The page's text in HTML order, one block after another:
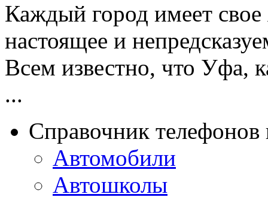
Каждый город имеет
настоящее и
Всем известно, что Уфа,
...
Справочник
Автомобили
Автошколы